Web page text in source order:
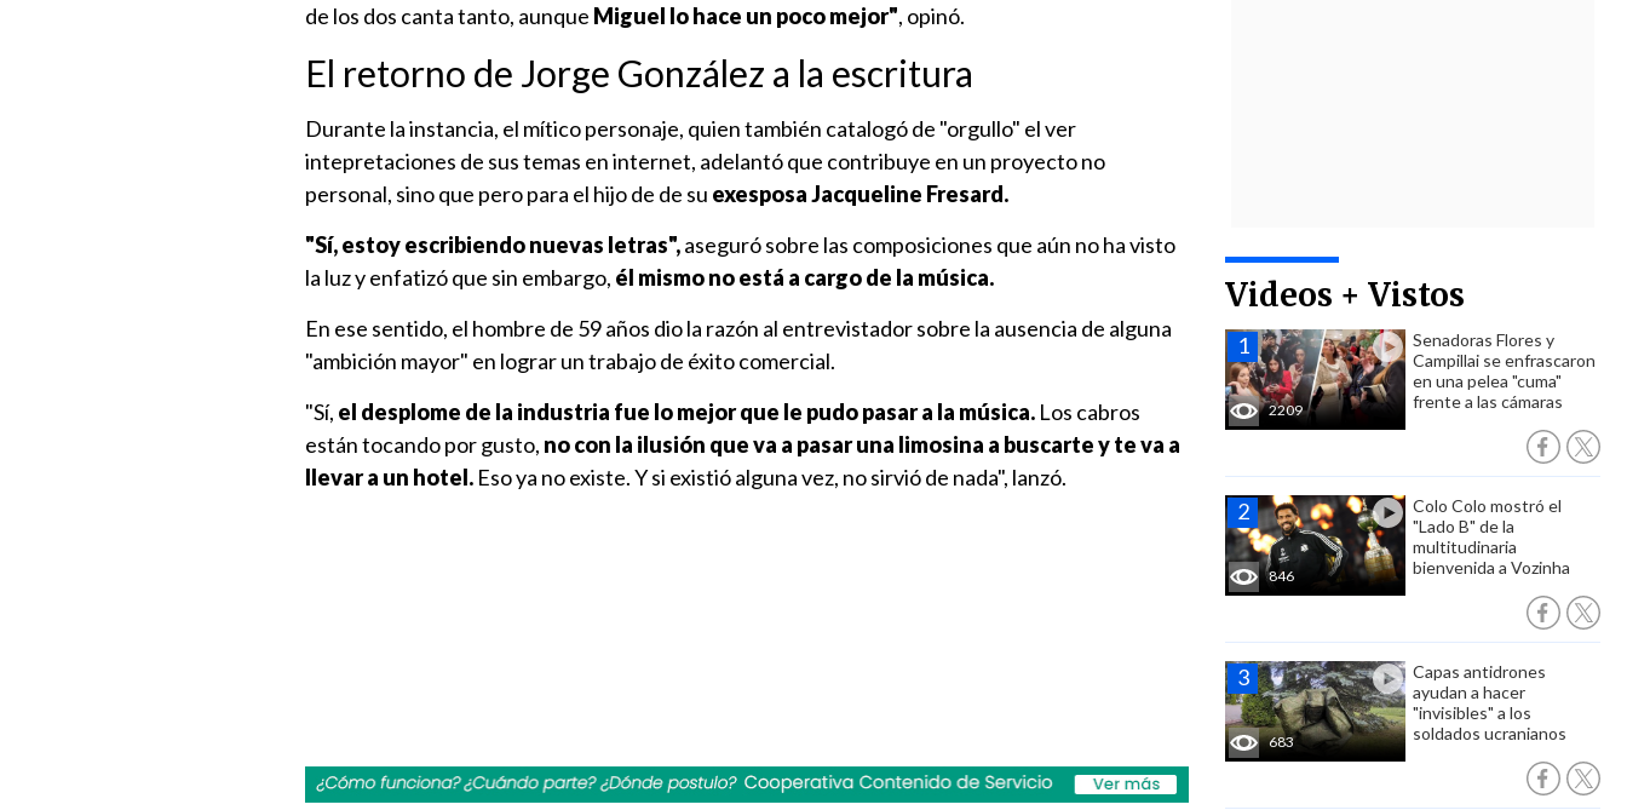
Videos + Vistos
2209
Senadoras Flores y
Campillai se enfrascaron
en una pelea "cuma"
frente a las cámaras
846
Colo Colo mostró el
"Lado B" de la
multitudinaria
bienvenida a Vozinha
683
Capas antidrones
ayudan a hacer
"invisibles" a los
soldados ucranianos
de los dos canta tanto, aunque Miguel lo hace un poco mejor", opinó.
El retorno de Jorge González a la escritura
Durante la instancia, el mítico personaje, quien también catalogó de "orgullo" el ver
intepretaciones de sus temas en internet, adelantó que contribuye en un proyecto no
personal, sino que pero para el hijo de de su exesposa Jacqueline Fresard.
"Sí, estoy escribiendo nuevas letras",aseguró sobre las composiciones que aún no ha visto
la luz y enfatizó que sin embargo, él mismo no está a cargo de la música.
En ese sentido, el hombre de 59 años dio la razón al entrevistador sobre la ausencia de alguna
"ambición mayor" en lograr un trabajo de éxito comercial.
"Sí, el desplome de la industria fue lo mejor que le pudo pasar a la música. Los cabros
están tocando por gusto, no con la ilusión que va a pasar una limosina a buscarte y te va a
llevar a un hotel. Eso ya no existe. Y si existió alguna vez, no sirvió de nada", lanzó.